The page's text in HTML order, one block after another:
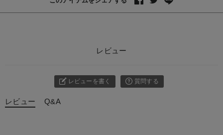
レビュー
レビューを書く 質問する
レビュー Q&A